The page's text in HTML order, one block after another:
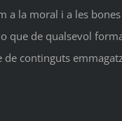
la moral i a les bones
que de qualsevol
continguts